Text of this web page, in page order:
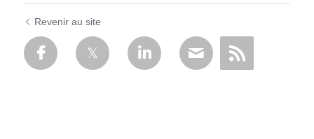
Revenir au site